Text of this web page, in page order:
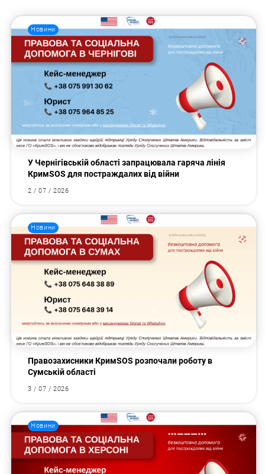
Новини
У Чернігівській області запрацювала гаряча лінія
КримSOS для постраждалих від війни
2 / 07 / 2026
Новини
Правозахисники КримSOS розпочали роботу в
Сумській області
3 / 07 / 2026
Новини